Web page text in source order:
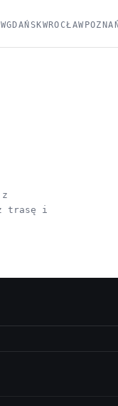
GDAŃSKWROCŁAW
trasę i